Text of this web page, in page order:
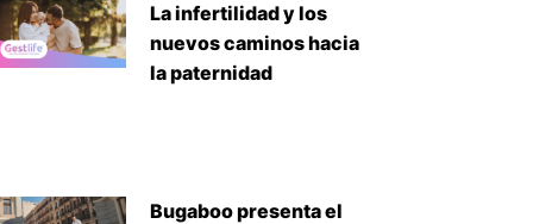
La infertilidad y los
nuevos caminos hacia
la paternidad
Bugaboo presenta el